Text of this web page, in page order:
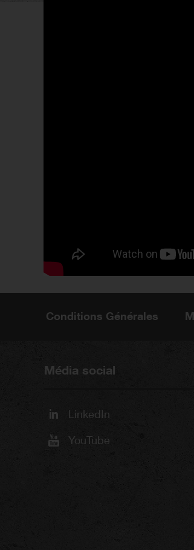
Conditions Générales
Média social
LinkedIn
YouTube